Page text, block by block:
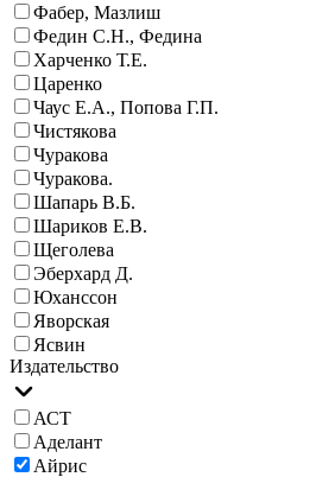
Фабер, Мазлиш
Федин С.Н., Федина
Харченко Т.Е.
Царенко
Чаус Е.А., Попова Г.П.
Чистякова
Чуракова
Чуракова.
Шапарь В.Б.
Шариков Е.В.
Щеголева
Эберхард Д.
Юханссон
Яворская
Ясвин
Издательство
АСТ
Аделант
Айрис